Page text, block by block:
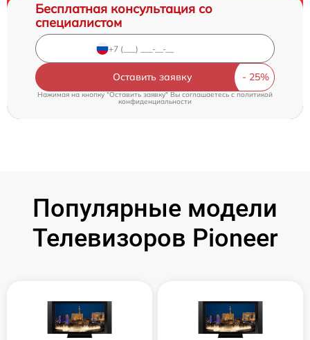
Бесплатная консультация со
специалистом
Оставить заявку
Нажимая на кнопку "Оставить заявку" Вы соглашаетесь cполитикой
конфиденциальности
Популярные модели
Телевизоров Pioneer